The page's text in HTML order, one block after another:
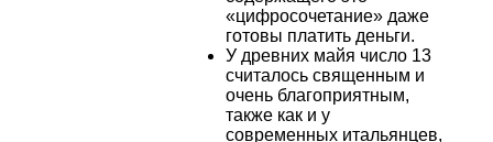
«цифросочетание» даже
готовы платить деньги.
У древних майя число 13
считалось священным и
очень благоприятным,
также как и у
современных итальянцев,